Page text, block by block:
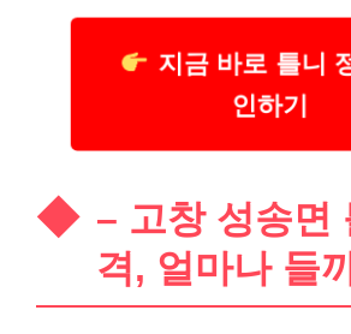
지금 바로 틀니
인하기
– 고창 성송면
격, 얼마나 들